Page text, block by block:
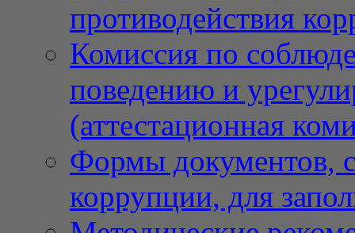
противодействия
Комиссия по
поведению и
(аттестационная
Формы документов,
коррупции, для